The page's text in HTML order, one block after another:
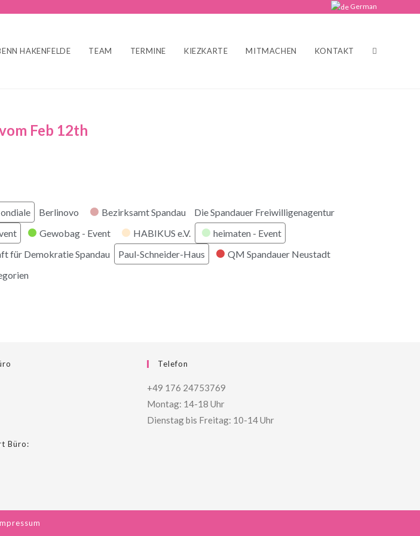
German
HAKENFELDE TEAM TERMINE KIEZKARTE MITMACHEN KONTAKT
Feb 12th
Berlinovo Bezirksamt Spandau
Die Spandauer Freiwilligenagentur
Gewobag - Event HABIKUS e.V.
heimaten - Event
für Demokratie Spandau Paul-Schneider-Haus
QM Spandauer Neustadt
Büro:
Telefon
+49 176 24753769
Montag: 14-18 Uhr
Dienstag bis Freitag: 10-14 Uhr